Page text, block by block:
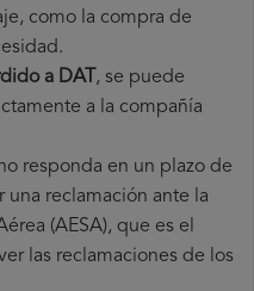
como la compra de
a DAT , se puede
a la compañía
responda en un plazo de
una reclamación ante la
(AESA), que es el
las reclamaciones de los